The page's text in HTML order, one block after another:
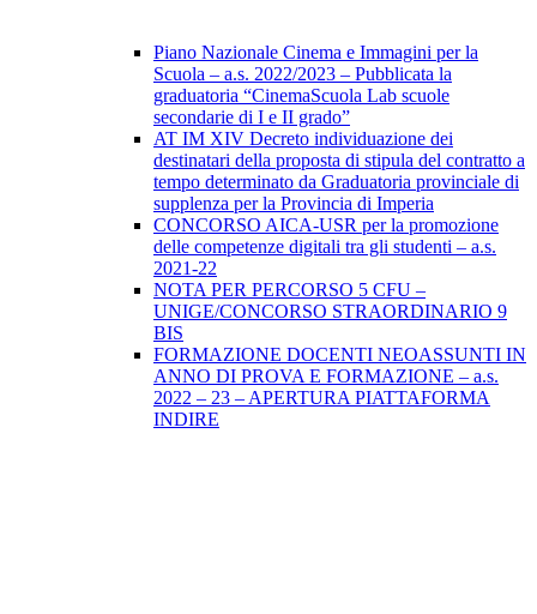
Piano Nazionale Cinema e Immagini per la
Scuola – a.s. 2022/2023 – Pubblicata la
graduatoria “CinemaScuola Lab scuole
secondarie di I e II grado”
AT IM XIV Decreto individuazione dei
destinatari della proposta di stipula del contratto a
tempo determinato da Graduatoria provinciale di
supplenza per la Provincia di Imperia
CONCORSO AICA-USR per la promozione
delle competenze digitali tra gli studenti – a.s.
2021-22
NOTA PER PERCORSO 5 CFU –
UNIGE/CONCORSO STRAORDINARIO 9
BIS
FORMAZIONE DOCENTI NEOASSUNTI IN
ANNO DI PROVA E FORMAZIONE – a.s.
2022 – 23 – APERTURA PIATTAFORMA
INDIRE